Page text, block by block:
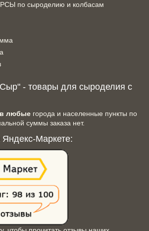
по сыроделию и колбасам
- товары для сыроделия с
в любые города и населенные пункты по
суммы заказа нет.
Маркете: